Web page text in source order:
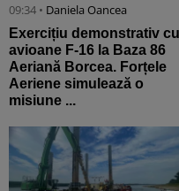
09:34 • Daniela Oancea
Exercițiu demonstrativ cu
avioane F-16 la Baza 86
Aeriană Borcea. Forțele
Aeriene simulează o
misiune ...